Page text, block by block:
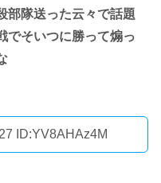
部隊送った云々で話題
でそいつに勝って煽っ
ID:YV8AHAz4M